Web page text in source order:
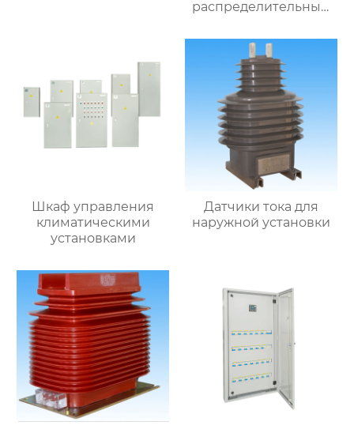
распределительный
Шкаф управления
климатическими
установками
Датчики тока для
наружной установки